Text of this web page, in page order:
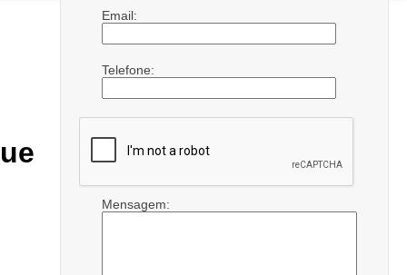
Email:
Telefone:
Mensagem: